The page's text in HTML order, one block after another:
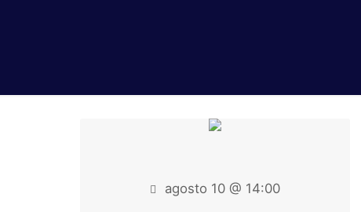
agosto 10 @ 14:00